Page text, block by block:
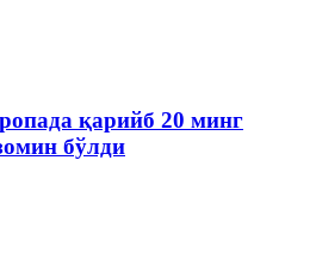
қарийб 20 минг
бўлди